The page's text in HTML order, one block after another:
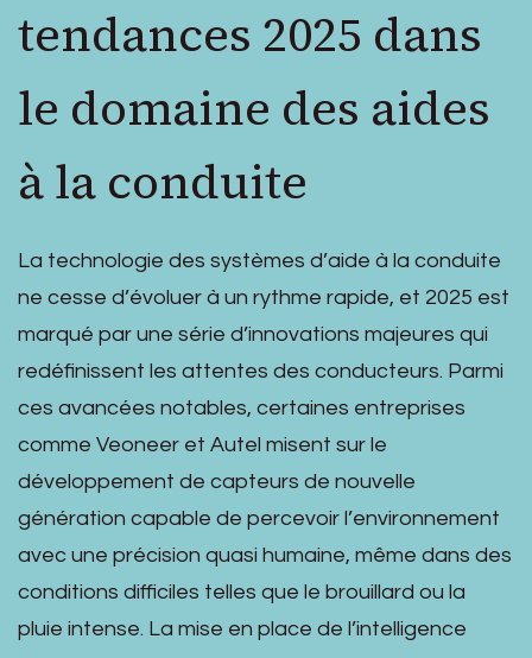
tendances 2025 dans
le domaine des aides
à la conduite
La technologie des systèmes d’aide à la conduite
ne cesse d’évoluer à un rythme rapide, et 2025 est
marqué par une série d’innovations majeures qui
redéfinissent les attentes des conducteurs. Parmi
ces avancées notables, certaines entreprises
comme Veoneer et Autel misent sur le
développement de capteurs de nouvelle
génération capable de percevoir l’environnement
avec une précision quasi humaine, même dans des
conditions difficiles telles que le brouillard ou la
pluie intense. La mise en place de l’intelligence